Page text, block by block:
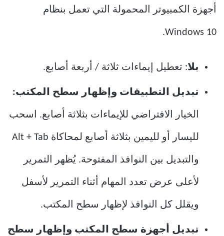
أجهزة الكمبيوتر المحمولة التي تعمل بنظام
Windows 10.
بلا: تعطيل إيماءات ثلاثة / أربعة أصابع.
تبديل التطبيقات وإظهار سطح المكتب:
الخيار الافتراضي للإيماءات بثلاثة أصابع. اسحب
لليسار أو لليمين بثلاثة أصابع لمحاكاة Alt + Tab
والتبديل بين النوافذ المفتوحة. يُظهر التمرير
لأعلى عرض تعدد المهام أثناء التمرير لأسفل
ويقلل كل النوافذ لإظهار سطح المكتب.
تبديل أجهزة سطح المكتب وإظهار سطح